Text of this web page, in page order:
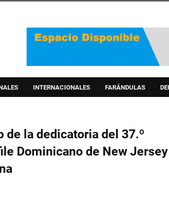
INTERNACIONALES FARÁNDULAS
la dedicatoria del 37.º
Dominicano de New